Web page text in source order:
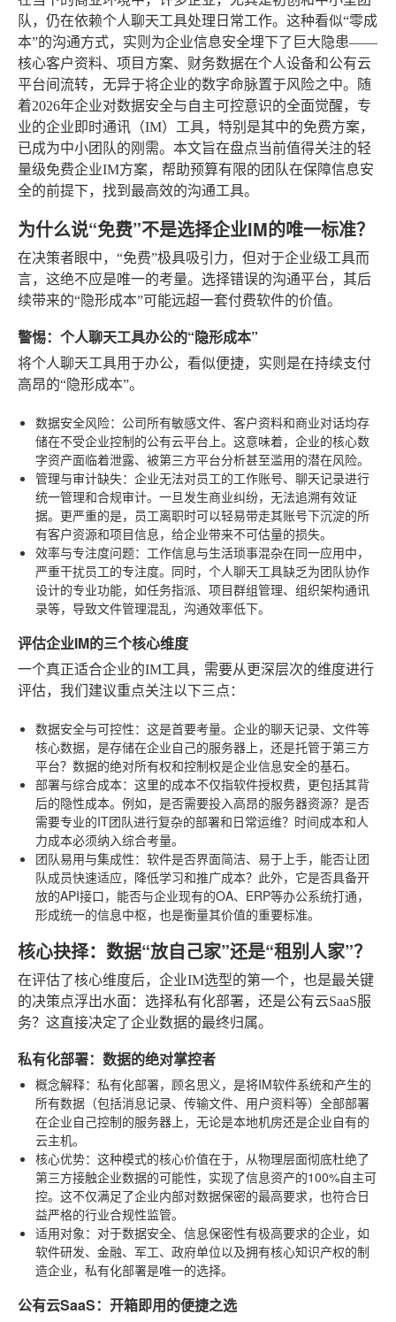
队，仍在依赖个人聊天工具处理日常工作。这种看似“零成
本”的沟通方式，实则为企业信息安全埋下了巨大隐患——
核心客户资料、项目方案、财务数据在个人设备和公有云
平台间流转，无异于将企业的数字命脉置于风险之中。随
着2026年企业对数据安全与自主可控意识的全面觉醒，专
业的企业即时通讯（IM）工具，特别是其中的免费方案，
已成为中小团队的刚需。本文旨在盘点当前值得关注的轻
量级免费企业IM方案，帮助预算有限的团队在保障信息安
全的前提下，找到最高效的沟通工具。
为什么说“免费”不是选择企业IM的唯一标准？
在决策者眼中，“免费”极具吸引力，但对于企业级工具而
言，这绝不应是唯一的考量。选择错误的沟通平台，其后
续带来的“隐形成本”可能远超一套付费软件的价值。
警惕：个人聊天工具办公的“隐形成本”
将个人聊天工具用于办公，看似便捷，实则是在持续支付
高昂的“隐形成本”。
数据安全风险：公司所有敏感文件、客户资料和商业对话均存
储在不受企业控制的公有云平台上。这意味着，企业的核心数
字资产面临着泄露、被第三方平台分析甚至滥用的潜在风险。
管理与审计缺失：企业无法对员工的工作账号、聊天记录进行
统一管理和合规审计。一旦发生商业纠纷，无法追溯有效证
据。更严重的是，员工离职时可以轻易带走其账号下沉淀的所
有客户资源和项目信息，给企业带来不可估量的损失。
效率与专注度问题：工作信息与生活琐事混杂在同一应用中，
严重干扰员工的专注度。同时，个人聊天工具缺乏为团队协作
设计的专业功能，如任务指派、项目群组管理、组织架构通讯
录等，导致文件管理混乱，沟通效率低下。
评估企业IM的三个核心维度
一个真正适合企业的IM工具，需要从更深层次的维度进行
评估，我们建议重点关注以下三点：
数据安全与可控性：这是首要考量。企业的聊天记录、文件等
核心数据，是存储在企业自己的服务器上，还是托管于第三方
平台？数据的绝对所有权和控制权是企业信息安全的基石。
部署与综合成本：这里的成本不仅指软件授权费，更包括其背
后的隐性成本。例如，是否需要投入高昂的服务器资源？是否
需要专业的IT团队进行复杂的部署和日常运维？时间成本和人
力成本必须纳入综合考量。
团队易用与集成性：软件是否界面简洁、易于上手，能否让团
队成员快速适应，降低学习和推广成本？此外，它是否具备开
放的API接口，能否与企业现有的OA、ERP等办公系统打通，
形成统一的信息中枢，也是衡量其价值的重要标准。
核心抉择：数据“放自己家”还是“租别人家”？
在评估了核心维度后，企业IM选型的第一个，也是最关键
的决策点浮出水面：选择私有化部署，还是公有云SaaS服
务？这直接决定了企业数据的最终归属。
私有化部署：数据的绝对掌控者
概念解释：私有化部署，顾名思义，是将IM软件系统和产生的
所有数据（包括消息记录、传输文件、用户资料等）全部部署
在企业自己控制的服务器上，无论是本地机房还是企业自有的
云主机。
核心优势：这种模式的核心价值在于，从物理层面彻底杜绝了
第三方接触企业数据的可能性，实现了信息资产的100%自主可
控。这不仅满足了企业内部对数据保密的最高要求，也符合日
益严格的行业合规性监管。
适用对象 ：对于数据安全、信息保密性有极高要求的企业，如
软件研发、金融、军工、政府单位以及拥有核心知识产权的制
造企业，私有化部署是唯一的选择。
公有云SaaS：开箱即用的便捷之选